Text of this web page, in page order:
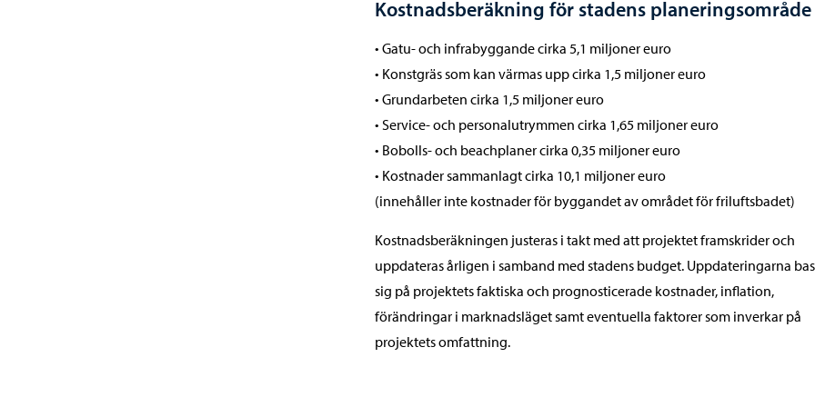
Kostnadsberäkning för stadens planeringsområde
• Gatu- och infrabyggande cirka 5,1 miljoner euro
• Konstgräs som kan värmas upp cirka 1,5 miljoner euro
• Grundarbeten cirka 1,5 miljoner euro
• Service- och personalutrymmen cirka 1,65 miljoner euro
• Bobolls- och beachplaner cirka 0,35 miljoner euro
• Kostnader sammanlagt cirka 10,1 miljoner euro
(innehåller inte kostnader för byggandet av området för friluftsbadet)
Kostnadsberäkningen justeras i takt med att projektet framskrider och
uppdateras årligen i samband med stadens budget. Uppdateringarna
sig på projektets faktiska och prognosticerade kostnader, inflation,
förändringar i marknadsläget samt eventuella faktorer som inverkar på
projektets omfattning.